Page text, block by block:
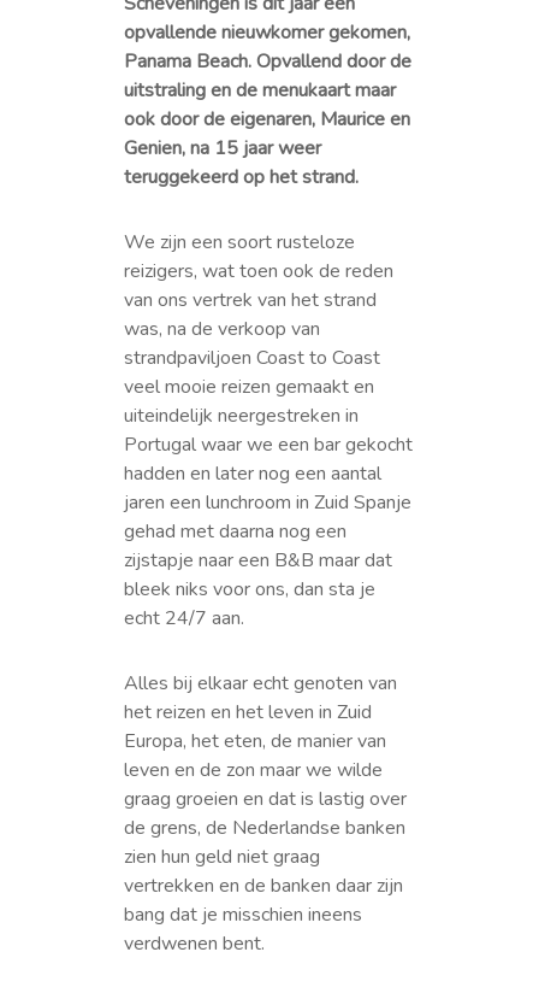
opvallende nieuwkomer gekomen,
Panama Beach.Opvallend door de
uitstraling en de menukaart maar
ook door de eigenaren, Maurice en
Genien, na 15 jaar weer
teruggekeerd op het strand.
We zijn een soort rusteloze
reizigers, wat toen ook de reden
van ons vertrek van het strand
was, na de verkoop van
strandpaviljoen Coast to Coast
veel mooie reizen gemaakt en
uiteindelijk neergestreken in
Portugal waar we een bar gekocht
hadden en later nog een aantal
jaren een lunchroom in Zuid Spanje
gehad met daarna nog een
zijstapje naar een B&B maar dat
bleek niks voor ons, dan sta je
echt 24/7 aan.
Alles bij elkaar echt genoten van
het reizen en het leven in Zuid
Europa, het eten, de manier van
leven en de zon maar we wilde
graag groeien en dat is lastig over
de grens, de Nederlandse banken
zien hun geld niet graag
vertrekken en de banken daar zijn
bang dat je misschien ineens
verdwenen bent.